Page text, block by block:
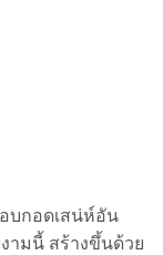
บกอดเสน่ห์อัน
ามนี้ สร้างขึ้นด้วย